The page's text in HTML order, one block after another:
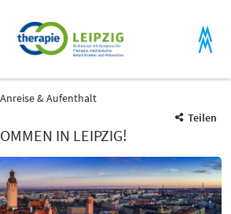
Anreise & Aufenthalt
Teilen
IN LEIPZIG!